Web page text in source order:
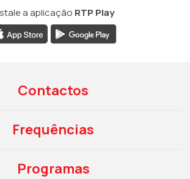
a aplicação RTP Play
Contactos
Frequências
Programas